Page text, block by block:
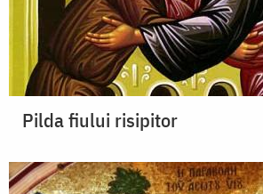
Pilda fiului risipitor